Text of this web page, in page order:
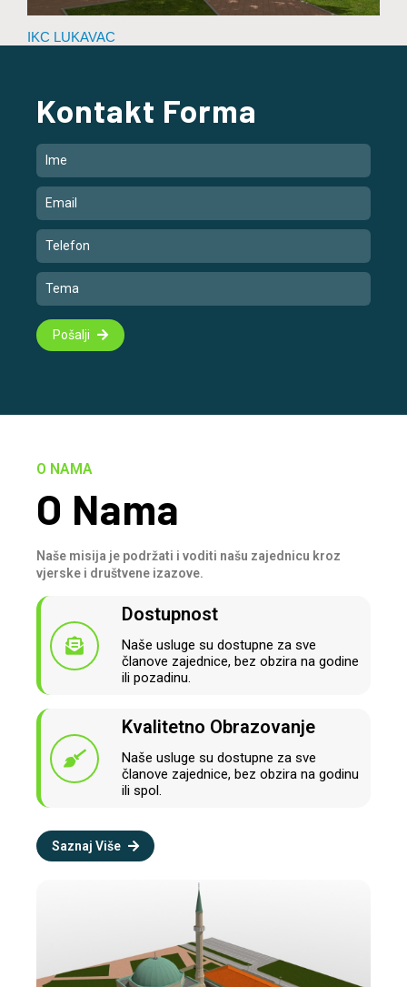
IKC LUKAVAC
Kontakt Forma
Pošalji
O NAMA
O Nama
Naše misija je podržati i voditi našu zajednicu kroz
vjerske i društvene izazove.
Dostupnost
Naše usluge su dostupne za sve
članove zajednice, bez obzira na godine
ili pozadinu.
Kvalitetno Obrazovanje
Naše usluge su dostupne za sve
članove zajednice, bez obzira na godinu
ili spol.
Saznaj Više